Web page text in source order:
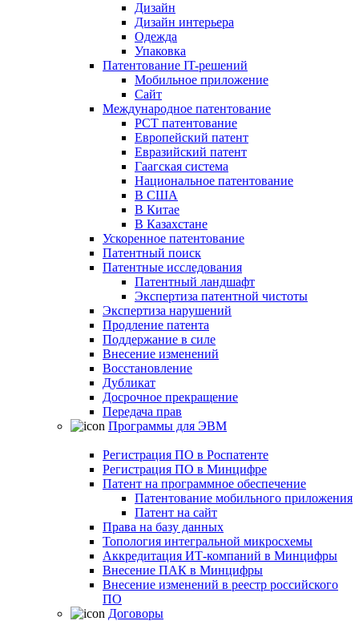
Дизайн
Дизайн интерьера
Одежда
Упаковка
Патентование IT-решений
Мобильное приложение
Сайт
Международное патентование
PCT патентование
Европейский патент
Евразийский патент
Гаагская система
Национальное патентование
В США
В Китае
В Казахстане
Ускоренное патентование
Патентный поиск
Патентные исследования
Патентный ландшафт
Экспертиза патентной чистоты
Экспертиза нарушений
Продление патента
Поддержание в силе
Внесение изменений
Восстановление
Дубликат
Досрочное прекращение
Передача прав
Программы для ЭВМ
Регистрация ПО в Роспатенте
Регистрация ПО в Минцифре
Патент на программное обеспечение
Патентование мобильного приложения
Патент на сайт
Права на базу данных
Топология интегральной микросхемы
Аккредитация ИТ-компаний в Минцифры
Внесение ПАК в Минцифры
Внесение изменений в реестр российского
ПО
Договоры